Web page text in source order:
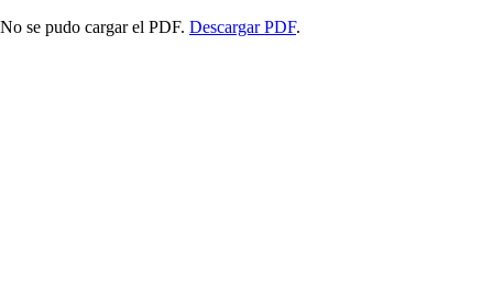
No se pudo cargar el PDF. Descargar PDF.